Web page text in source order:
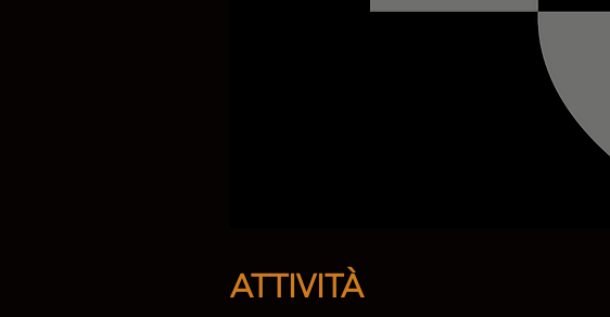
ATTIVITÀ